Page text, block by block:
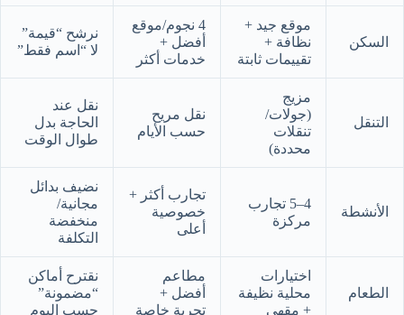
السكن
موقع جيد +
نظافة +
تقييمات ثابتة
4 نجوم/موقع
أفضل +
خدمات أكثر
نرشح “قيمة”
لا “اسم فقط”
التنقل
مزيج
(جولات/
تنقلات
محددة)
نقل مريح
حسب الأيام
نقل عند
الحاجة بدل
طوال الوقت
الأنشطة
4–5 تجارب
مركزة
تجارب أكثر +
خصوصية
أعلى
نضيف بدائل
مجانية/
منخفضة
التكلفة
الطعام
اختيارات
محلية نظيفة
+ مقهى
مطاعم
أفضل +
تجربة خاصة
نقترح أماكن
“مضمونة”
حسب اليوم